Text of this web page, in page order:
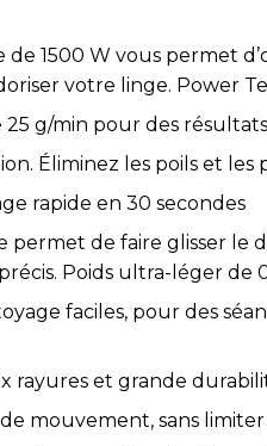
de 1500 W vous permet
votre linge. Power
g/min pour des
Éliminez les poils et
rapide en 30 secondes
permet de faire glisser le
Poids ultra-léger de
faciles, pour des
rayures et grande
mouvement, sans